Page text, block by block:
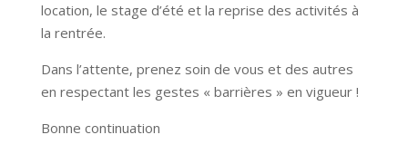
location, le stage d’été et la reprise des activités à
la rentrée.
Dans l’attente, prenez soin de vous et des autres
en respectant les gestes « barrières » en vigueur !
Bonne continuation